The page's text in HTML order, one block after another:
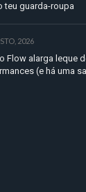
teu guarda-roupa
2026
Flow alarga leque
(e há uma